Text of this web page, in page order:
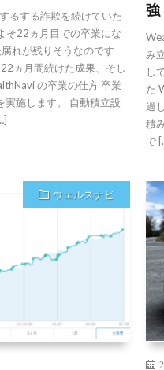
るする詐欺を続けていた
そ22ヵ月目での卒業にな
れが残りそうなのです
ヵ月間続けた成果、そし
の卒業の仕方 卒業
施します。 自動積立設
強
み
し
た
過
積
で
ウェルスナビ